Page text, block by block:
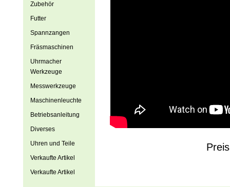
Zubehör
Futter
Spannzangen
Fräsmaschinen
Uhrmacher
Werkzeuge
Messwerkzeuge
Maschinenleuchte
Betriebsanleitung
Diverses
Uhren und Teile
Verkaufte Artikel
Verkaufte Artikel